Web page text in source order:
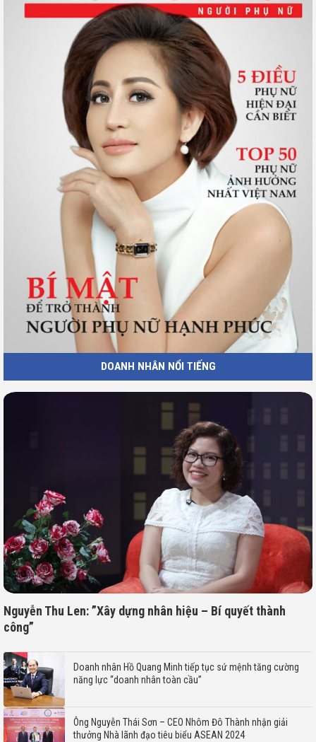
DOANH NHÂN NỔI TIẾNG
Nguyễn Thu Len: ”Xây dựng nhân hiệu – Bí quyết thành
công”
Doanh nhân Hồ Quang Minh tiếp tục sứ mệnh tăng cường
năng lực “doanh nhân toàn cầu”
Ông Nguyễn Thái Sơn – CEO Nhôm Đô Thành nhận giải
thưởng Nhà lãnh đạo tiêu biểu ASEAN 2024